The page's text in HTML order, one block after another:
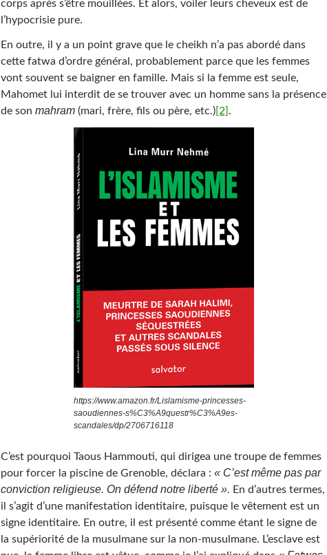
corps après s’être mouillées. Et alors, voiler leurs cheveux est de
l’hypocrisie pure.
En outre, il y a un point grave que le cheikh n’a pas abordé dans
cette fatwa d’ordre général, probablement parce que les femmes
vont souvent se baigner en famille. Mais si la femme est seule,
Mahomet lui interdit de se trouver avec un homme sans la présence
de son mahram (mari, frère, fils ou père, etc.)[2] .
https://www.amazon.fr/Lislamisme-princesses-
saoudiennes-s%C3%A9questr%C3%A9es-
scandales/dp/2706716118
C’est pourquoi Taous Hammouti, qui dirigea une troupe de femmes
pour forcer la piscine de Grenoble, déclara : « C’est même pas par
conviction religieuse. On défend notre liberté ». En d’autres termes,
il s’agit d’une manifestation identitaire, puisque le vêtement est un
signe identitaire. En outre, il est présenté comme étant le signe de
la supériorité de la musulmane sur la non-musulmane. L’esclave est